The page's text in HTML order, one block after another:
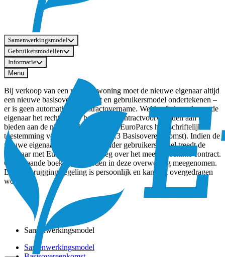
Samenwerkingsmodel
Gebruikersmodellen
Informatie
Menu
Bij verkoop van een recreatiewoning moet de nieuwe eigenaar altijd
een nieuwe basisovereenkomst en gebruikersmodel ondertekenen –
er is geen automatische contractovername. Wel heeft de verkopende
eigenaar het recht om de bestaande contractvoorwaarden aan te
bieden aan de nieuwe eigenaar, mits EuroParcs hier schriftelijk
toestemming voor geeft (artikel 9.2.3 Basisovereenkomst). Indien de
nieuwe eigenaar kiest voor een ander gebruikersmodel treedt de
eigenaar met EuroParcs in overleg over het meest geschikte contract.
Openstaande boekingen worden in deze overweging meegenomen.
De overbruggingsregeling is persoonlijk en kan niet overgedragen
worden.
Samenwerkingsmodel
Samenwerkingsmodel